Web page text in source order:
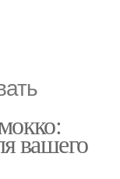
вашего